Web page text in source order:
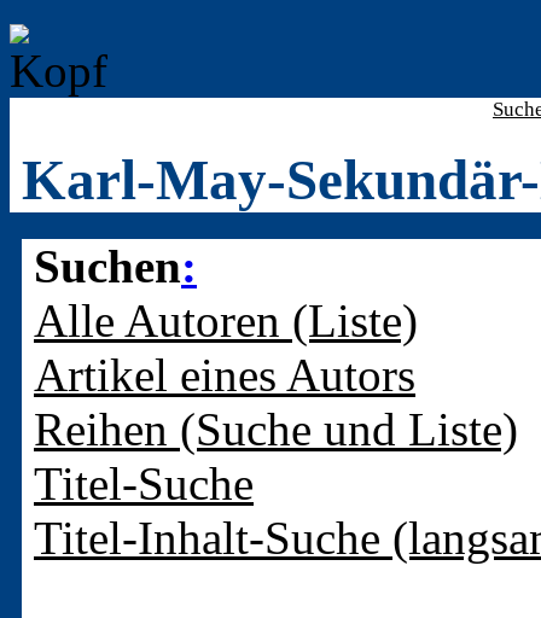
Karl-May-
Suchen:
Alle Autoren (Liste)
Artikel eines Autors
Reihen (Suche und Liste)
Titel-Suche
Titel-Inhalt-Suche